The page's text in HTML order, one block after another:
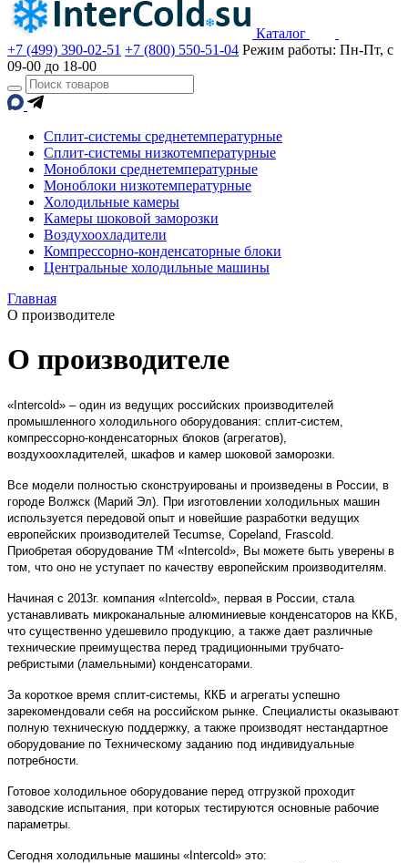
Каталог
+7 (499) 390-02-51 +7 (800) 550-51-04 Режим работы: Пн-Пт, с
09-00 до 18-00
Сплит-системы среднетемпературные
Сплит-системы низкотемпературные
Моноблоки среднетемпературные
Моноблоки низкотемпературные
Холодильные камеры
Камеры шоковой заморозки
Воздухоохладители
Компрессорно-конденсаторные блоки
Центральные холодильные машины
Главная
О производителе
О производителе
«Intercold» – один из ведущих российских производителей
промышленного холодильного оборудования: сплит-систем,
компрессорно-конденсаторных блоков (агрегатов),
воздухоохладителей, шкафов и камер шоковой заморозки.
Все модели полностью сконструированы и произведены в России, в
городе Волжск (Марий Эл). При изготовлении холодильных машин
используется передовой опыт и новейшие разработки ведущих
европейских производителей Tecumse, Copeland, Frascold.
Приобретая оборудование ТМ «Intercold», Вы можете быть уверены в
том, что оно не уступает по качеству европейским производителям.
Начиная с 2013г. компания «Intercold», первая в России, стала
устанавливать микроканальные алюминиевые конденсаторов на ККБ,
что существенно удешевило продукцию, а также дает различные
технические преимущества перед традиционными трубчато-
ребристыми (ламельными) конденсаторами.
За короткое время сплит-системы, ККБ и агрегаты успешно
зарекомендовали себя на российском рынке. Специалисты оказывают
полную техническую поддержку, а также производят нестандартное
оборудование по Техническому заданию под индивидуальные
потребности.
Готовое холодильное оборудование перед отгрузкой проходит
заводские испытания, при которых тестируются основные рабочие
параметры.
Сегодня холодильные машины «Intercold» это: